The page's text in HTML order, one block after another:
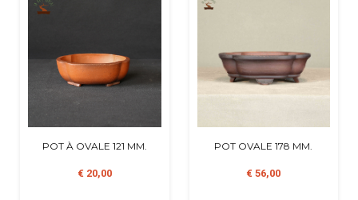
POT À OVALE 121 MM.
€ 20,00
POT OVALE 178 MM.
€ 56,00